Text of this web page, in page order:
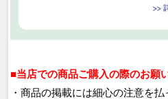
■当店での商品ご購入の際のお願
・商品の掲載には細心の注意を